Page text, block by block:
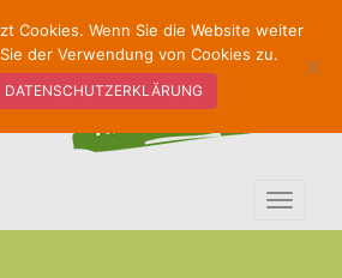
Cookies. Wenn Sie die Website weiter
der Verwendung von Cookies zu.
DATENSCHUTZERKLÄRUNG